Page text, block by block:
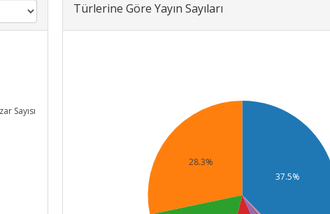
Sayısı
Türlerine Göre Yayın Sayıları
37.5%
28.3%